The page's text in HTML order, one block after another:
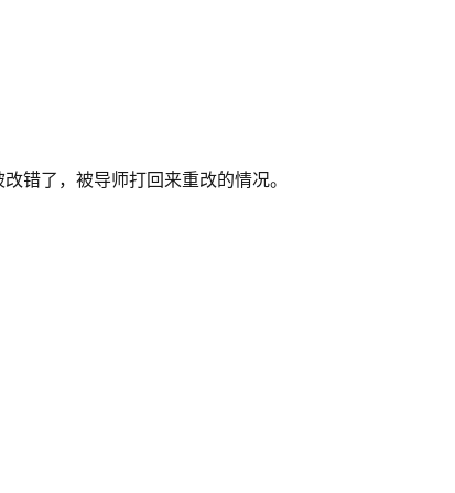
错了，被导师打回来重改的情况。